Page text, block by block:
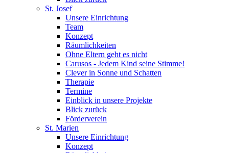
St. Josef
Unsere Einrichtung
Team
Konzept
Räumlichkeiten
Ohne Eltern geht es nicht
Carusos - Jedem Kind seine Stimme!
Clever in Sonne und Schatten
Therapie
Termine
Einblick in unsere Projekte
Blick zurück
Förderverein
St. Marien
Unsere Einrichtung
Konzept